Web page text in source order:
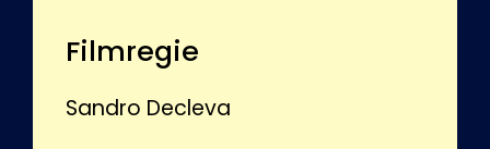
Filmregie
Sandro Decleva